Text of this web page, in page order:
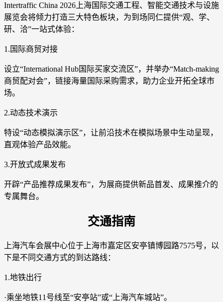
Intertraffic China 2026上海国际交通工程、智能交通技术与设施
展览会将倾力打造三大特色板块，为到场同仁提供“观、学、
研、洽”一站式体验：
1.国际商贸对接
设立“International Hub国际买家交流区”，并举办“Match-making
商贸配对会”，链接海量国际采购需求，助力企业开拓全球市
场。
2.动态技术演示
特设“动态模拟演示区”，让前沿技术在模拟场景中生动呈现，
直观体验产品效能。
3.开放式成果发布
开辟“产品推荐成果发布”，为展商提供新品首发、成果推介的
专属舞台。
交通指南
上海汽车会展中心位于上海市嘉定区安亭镇博园路7575号，以
下是不同交通方式的到达路线：
1.地铁出行
·乘坐地铁11号线至“安亭站”或“上海汽车城站”。